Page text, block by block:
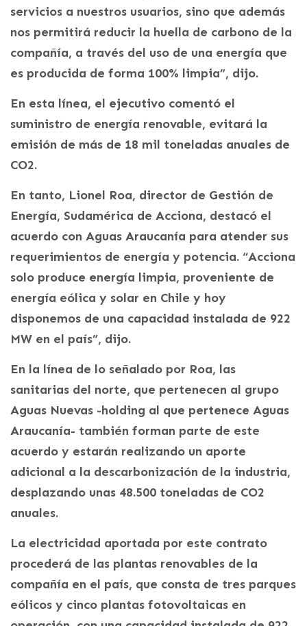
servicios a nuestros usuarios, sino que además
nos permitirá reducir la huella de carbono de la
compañía, a través del uso de una energía que
es producida de forma 100% limpia”, dijo.
En esta línea, el ejecutivo comentó el
suministro de energía renovable, evitará la
emisión de más de 18 mil toneladas anuales de
CO2.
En tanto, Lionel Roa, director de Gestión de
Energía, Sudamérica de Acciona, destacó el
acuerdo con Aguas Araucanía para atender sus
requerimientos de energía y potencia. “Acciona
solo produce energía limpia, proveniente de
energía eólica y solar en Chile y hoy
disponemos de una capacidad instalada de 922
MW en el país”, dijo.
En la línea de lo señalado por Roa, las
sanitarias del norte, que pertenecen al grupo
Aguas Nuevas -holding al que pertenece Aguas
Araucanía- también forman parte de este
acuerdo y estarán realizando un aporte
adicional a la descarbonización de la industria,
desplazando unas 48.500 toneladas de CO2
anuales.
La electricidad aportada por este contrato
procederá de las plantas renovables de la
compañía en el país, que consta de tres parques
eólicos y cinco plantas fotovoltaicas en